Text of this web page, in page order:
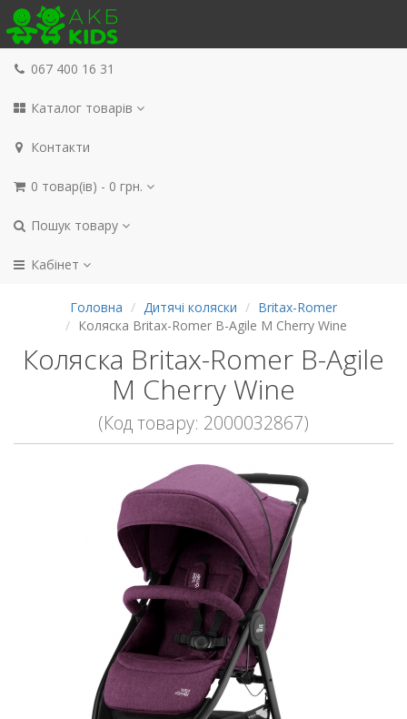
067 400 16 31
Каталог товарів
Контакти
0 товар(ів) - 0 грн.
Пошук товару
Кабінет
Головна Дитячі коляски
Britax-Romer
Коляска Britax-Romer B-Agile M Cherry Wine
Коляска Britax-Romer B-Agile
M Cherry Wine
(Код товару: 2000032867)